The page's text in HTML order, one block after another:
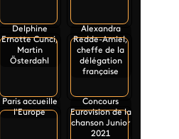
Delphine
Ernotte Cunci,
Martin
Österdahl
Alexandra
Redde-Amiel,
cheffe de la
délégation
française
Paris accueille
l'Europe
Concours
Eurovision de la
chanson Junior
2021